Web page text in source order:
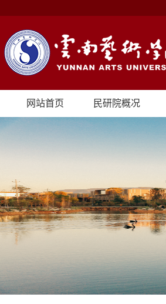
网站首页 民研院概况